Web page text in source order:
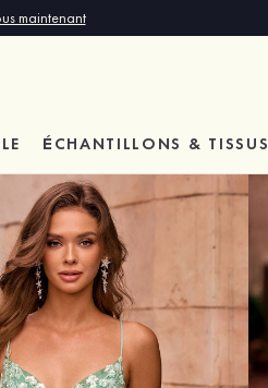
maintenant
ÉCHANTILLONS & TISSUS